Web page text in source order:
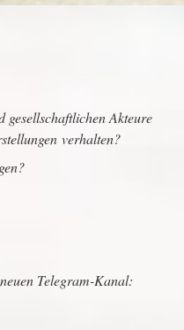
gesellschaftlichen Akteure
verhalten?
Telegram-Kanal: